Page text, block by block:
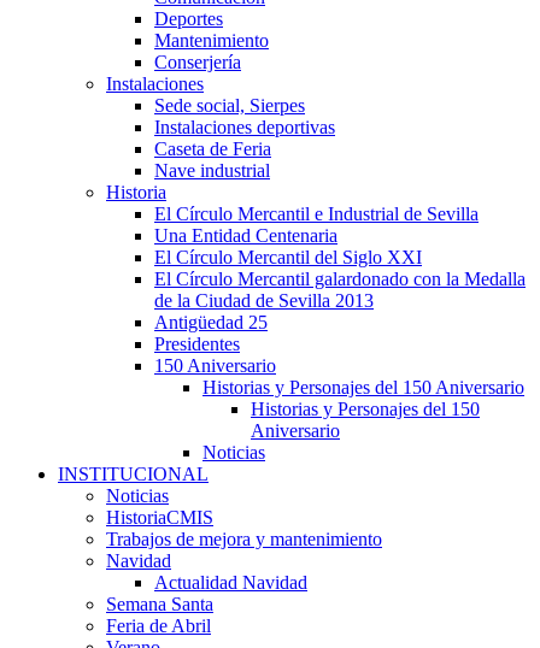
Deportes
Mantenimiento
Conserjería
Instalaciones
Sede social, Sierpes
Instalaciones deportivas
Caseta de Feria
Nave industrial
Historia
El Círculo Mercantil e Industrial de Sevilla
Una Entidad Centenaria
El Círculo Mercantil del Siglo XXI
El Círculo Mercantil galardonado con la Medalla
de la Ciudad de Sevilla 2013
Antigüedad 25
Presidentes
150 Aniversario
Historias y Personajes del 150 Aniversario
Historias y Personajes del 150
Aniversario
Noticias
INSTITUCIONAL
Noticias
HistoriaCMIS
Trabajos de mejora y mantenimiento
Navidad
Actualidad Navidad
Semana Santa
Feria de Abril